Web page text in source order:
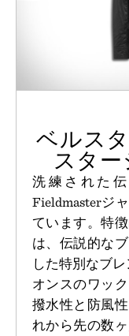
ベルス
スター
洗練された
Fieldmasterジ
ています。特
は、伝説的な
した特別なブ
オンスのワッ
撥水性と防風
れから先の数